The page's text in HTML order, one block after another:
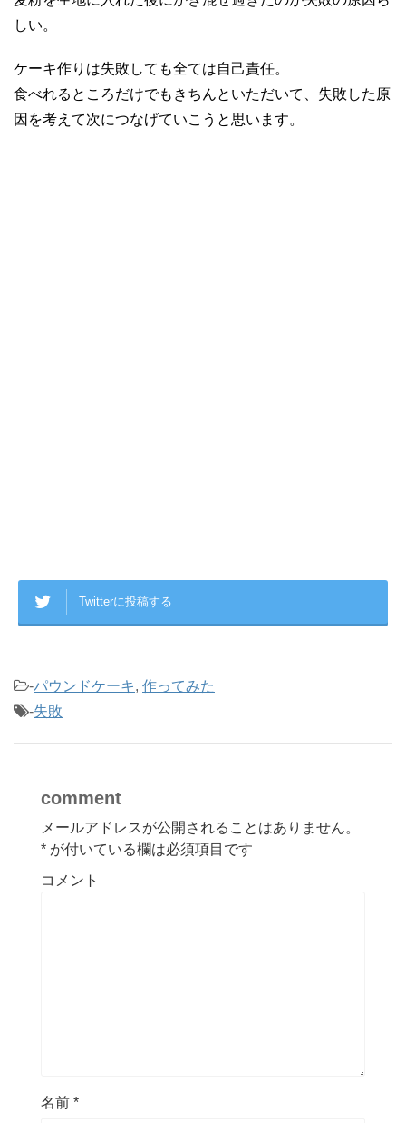
しい。
ケーキ作りは失敗しても全ては自己責任。
食べれるところだけでもきちんといただいて、失敗した原
因を考えて次につなげていこうと思います。
Twitterに投稿する
-パウンドケーキ, 作ってみた
-失敗
comment
メールアドレスが公開されることはありません。
* が付いている欄は必須項目です
コメント
名前 *